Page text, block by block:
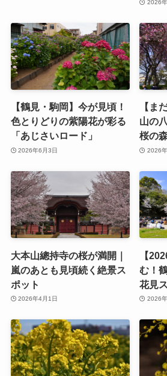
2026
【鶴見・駒岡】今が見頃！
色とりどりの紫陽花が彩る
「あじさいロード」
2026年6月3日
【ま
山の
桜の
2026
大本山總持寺の桜が満開｜
嵐のあとも見頃続く絶景ス
ポット
2026年4月1日
【
む！
花見
2026